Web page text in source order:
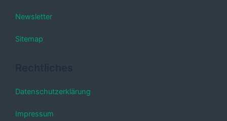
Newsletter
Sitemap
Datenschutzerklärung
Impressum